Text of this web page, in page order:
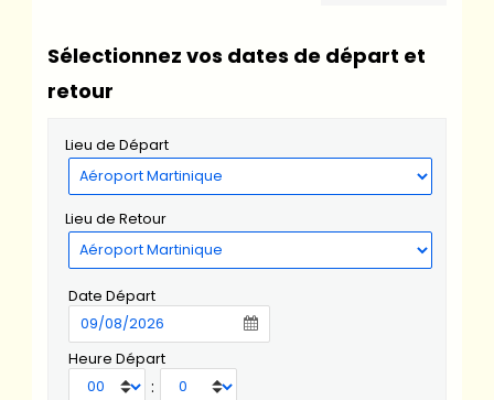
Sélectionnez vos dates de départ et
retour
Lieu de Départ
Lieu de Retour
Date Départ
Heure Départ
: